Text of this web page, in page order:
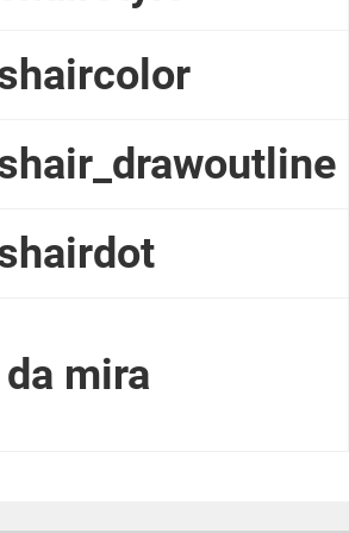
mira